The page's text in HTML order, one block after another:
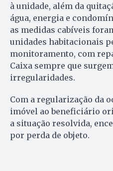
à unidade, além da
água, energia e
as medidas cabíveis
unidades habitacionais
monitoramento, com
Caixa sempre que
irregularidades.
Com a regularização da
imóvel ao beneficiário
a situação resolvida,
por perda de objeto.